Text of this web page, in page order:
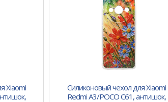
Xiaomi
Силиконовый чехол для Xiaomi
Redmi A3/POCO C61, антишок,